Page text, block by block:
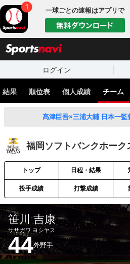
一球ごとの速報はアプリで
ログイン
結果 順位表 個人成績 チーム
髙津臣吾×三浦大輔 日本一監
福岡ソフトバンクホーク
トップ 日程・結果
投手成績 打撃成績
笹川 吉康
ササガワ ヨシヤス
44外野手